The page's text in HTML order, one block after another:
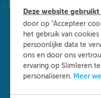
Deze website
door op "Accepteer
het gebruik van
persoonlijke data te
ons en door ons
ervaring op Slimleren
personaliseren. Meer